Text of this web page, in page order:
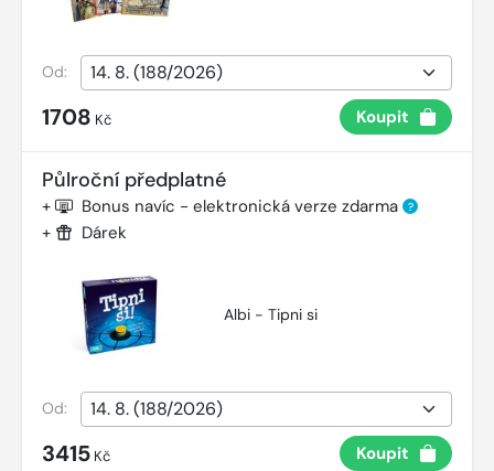
Od:
1708 Kč Koupit
Půlroční předplatné
+ Bonus navíc - elektronická verze zdarma ?
+ Dárek
Albi - Tipni si
Od:
3415 Kč Koupit